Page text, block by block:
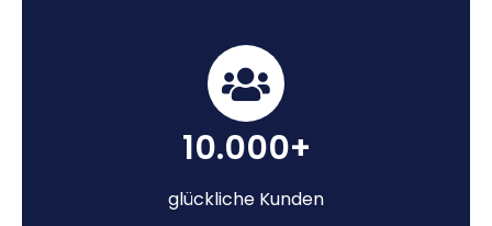
10.000+
glückliche Kunden